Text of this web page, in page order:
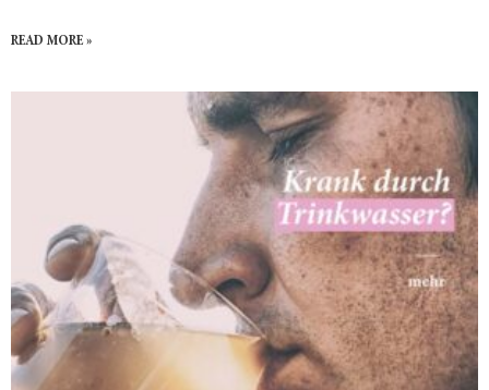
READ MORE »